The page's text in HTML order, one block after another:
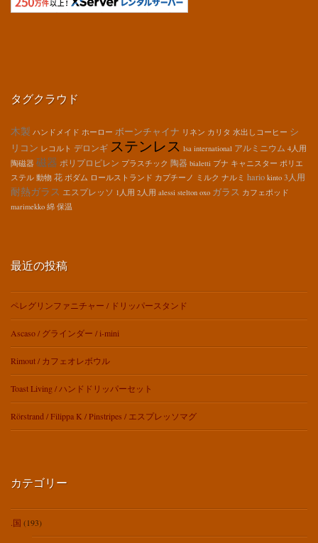
タグクラウド
木製 ハンドメイド ホーロー ボーンチャイナ リネン カリタ 水出しコーヒー シ
リコン レコルト デロンギ ステンレス lsa international アルミニウム 4人用
陶磁器 磁器 ポリプロピレン プラスチック 陶器 bialetti ブナ キャニスター ポリエ
ステル 動物 花 ボダム ロールストランド カプチーノ ミルク ナルミ hario kinto 3人用
耐熱ガラス エスプレッソ 1人用 2人用 alessi stelton oxo ガラス カフェポッド
marimekko 綿 保温
最近の投稿
ペレグリンファニチャー / ドリッパースタンド
Ascaso / グラインダー / i-mini
Rimout / カフェオレボウル
Toast Living / ハンドドリッパーセット
Rörstrand / Filippa K / Pinstripes / エスプレッソマグ
カテゴリー
.国 (193)